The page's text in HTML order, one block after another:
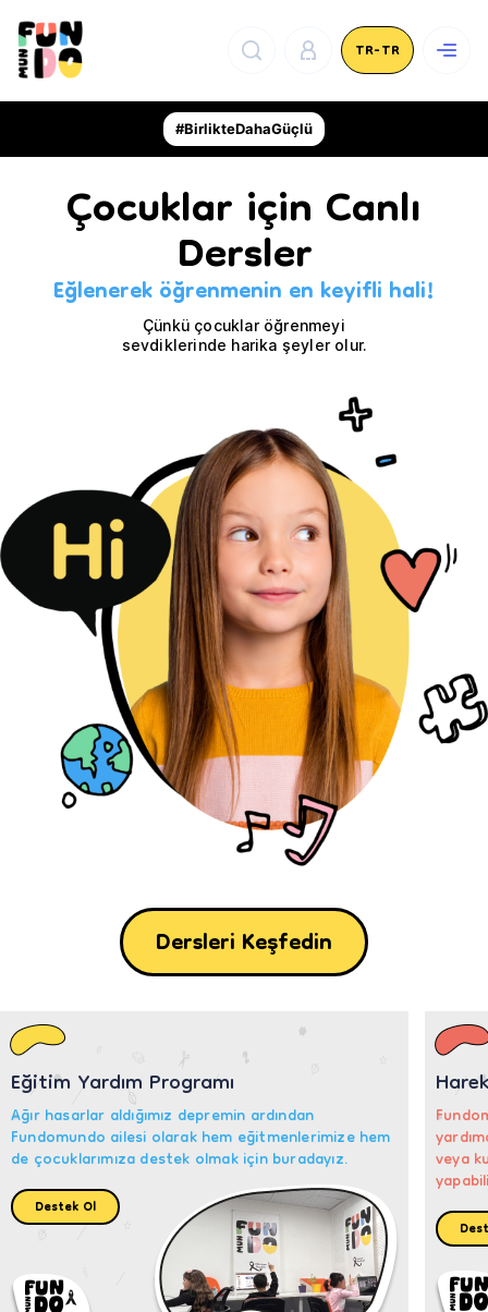
TR-TR
#BirlikteDahaGüçlü
Çocuklar için Canlı
Dersler
Eğlenerek öğrenmenin en keyifli hali!
Çünkü çocuklar öğrenmeyi
sevdiklerinde harika şeyler olur.
Dersleri Keşfedin
Eğitim Yardım Programı
Ağır hasarlar aldığımız depremin ardından
Fundomundo ailesi olarak hem eğitmenlerimize hem
de çocuklarımıza destek olmak için buradayız.
Destek Ol
veya